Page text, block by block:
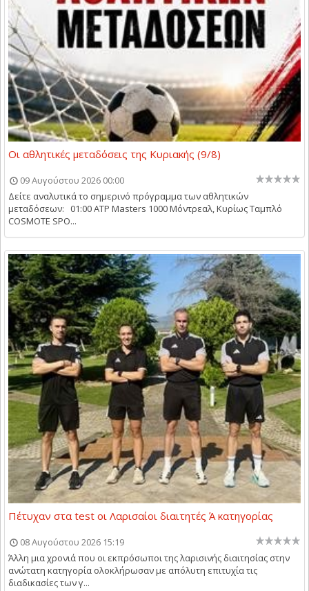
Οι αθλητικές μεταδόσεις της Κυριακής (9/8)
09 Αυγούστου 2026 00:00
Δείτε αναλυτικά το σημερινό πρόγραμμα των αθλητικών
μεταδόσεων: 01:00 ATP Masters 1000 Μόντρεαλ, Κυρίως Ταμπλό
COSMOTE SPO...
Πέτυχαν στα test οι Λαρισαίοι διαιτητές Ά κατηγορίας
08 Αυγούστου 2026 15:19
Άλλη μια χρονιά που οι εκπρόσωποι της λαρισινής διαιτησίας στην
ανώτατη κατηγορία ολοκλήρωσαν με απόλυτη επιτυχία τις
διαδικασίες των γ...